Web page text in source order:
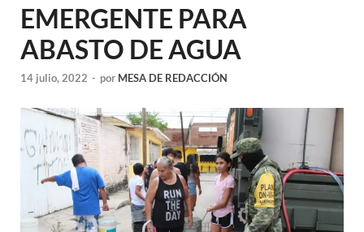
EMERGENTE PARA
ABASTO DE AGUA
14 julio, 2022 - por MESA DE REDACCIÓN